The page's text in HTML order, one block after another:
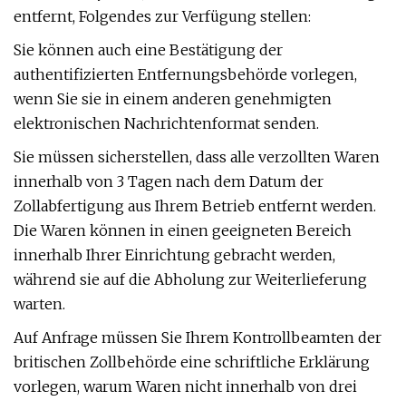
entfernt, Folgendes zur Verfügung stellen:
Sie können auch eine Bestätigung der
authentifizierten Entfernungsbehörde vorlegen,
wenn Sie sie in einem anderen genehmigten
elektronischen Nachrichtenformat senden.
Sie müssen sicherstellen, dass alle verzollten Waren
innerhalb von 3 Tagen nach dem Datum der
Zollabfertigung aus Ihrem Betrieb entfernt werden.
Die Waren können in einen geeigneten Bereich
innerhalb Ihrer Einrichtung gebracht werden,
während sie auf die Abholung zur Weiterlieferung
warten.
Auf Anfrage müssen Sie Ihrem Kontrollbeamten der
britischen Zollbehörde eine schriftliche Erklärung
vorlegen, warum Waren nicht innerhalb von drei